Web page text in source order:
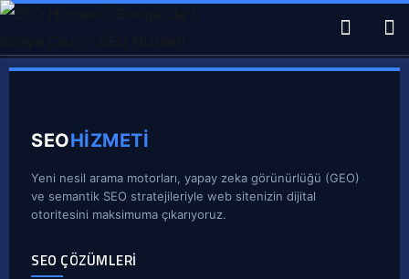
SEOHİZMETİ
Yeni nesil arama motorları, yapay zeka görünürlüğü (GEO)
ve semantik SEO stratejileriyle web sitenizin dijital
otoritesini maksimuma çıkarıyoruz.
SEO ÇÖZÜMLERI